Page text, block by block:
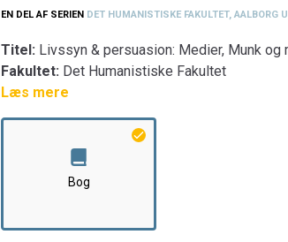
EN DEL AF SERIEN DET HUMANISTISKE FAKULTET, AALBORG
Titel: Livssyn & persuasion: Medier, Munk og
Fakultet: Det Humanistiske Fakultet
Institut:Institut for Kommunikation og
Læs mere
Bog